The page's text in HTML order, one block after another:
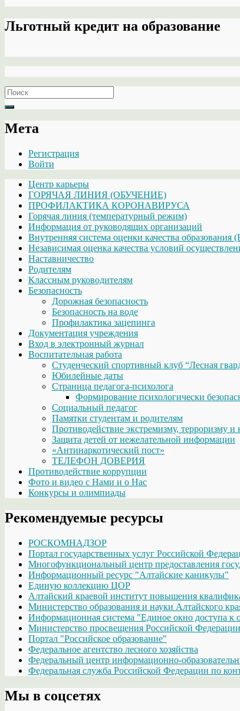
Льготный кредит на образование
Search
for:
Мета
Регистрация
Войти
Центр карьеры
ГОРЯЧАЯ ЛИНИЯ (ОБУЧЕНИЕ)
ПРОФИЛАКТИКА КОРОНАВИРУСА
Горячая линия (температурный режим)
Информация от руководящих организаций
Внутренняя система оценки качества
Независимая оценка качества условий
Наставничество
Родителям
Классным руководителям
Безопасность
Дорожная безопасность
Безопасность на воде
Профилактика зацепинга
Документация учреждения
Вход в электронный журнал
Воспитательная работа
Студенческий спортивный клуб “Лесная
Юбилейные даты
Страница педагога-психолога
Формирование психологически
Социальный педагог
Памятки студентам и родителям
Противодействие экстремизму, терроризму и
Защита детей от нежелательной информации
«Антинаркотический пост»
ТЕЛЕФОН ДОВЕРИЯ
Противодействие коррупции
Фото и видео с Нами и о Нас
Конкурсы и олимпиады
Рекомендуемые ресурсы
РОСКОМНАДЗОР
Портал государственных услуг Российской
Многофункциональный центр предоставления
Информационный ресурс "Алтайские каникулы"
Единую коллекцию ЦОР
Алтайский краевой институт повышения
Министерство образования и науки Алтайского
Информационная система "Единое окно доступа к
Министерство просвещения Российской Федерации
Портал "Российское образование"
Федеральное агентство лесного хозяйства
Федеральный центр информационно-
Федеральная служба Российской Федерации по
Мы в соцсетях